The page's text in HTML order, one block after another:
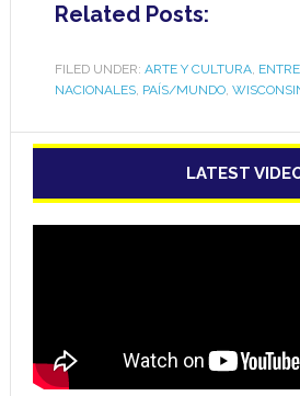
Related Posts:
FILED UNDER: ARTE Y CULTURA,
NACIONALES, PAÍS/MUNDO,
LATEST